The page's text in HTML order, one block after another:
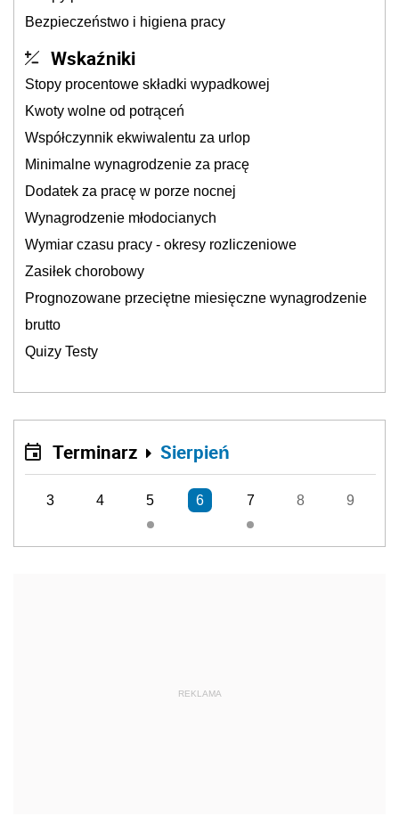
Bezpieczeństwo i higiena pracy
Wskaźniki
Stopy procentowe składki wypadkowej
Kwoty wolne od potrąceń
Współczynnik ekwiwalentu za urlop
Minimalne wynagrodzenie za pracę
Dodatek za pracę w porze nocnej
Wynagrodzenie młodocianych
Wymiar czasu pracy - okresy rozliczeniowe
Zasiłek chorobowy
Prognozowane przeciętne miesięczne wynagrodzenie
brutto
Quizy Testy
Terminarz Sierpień
3 4 5 6 7 8 9
REKLAMA